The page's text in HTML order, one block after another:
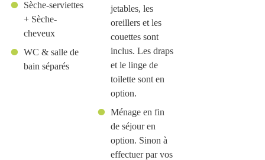
Sèche-serviettes
+ Sèche-
cheveux
WC & salle de
bain séparés
jetables, les
oreillers et les
couettes sont
inclus. Les draps
et le linge de
toilette sont en
option.
Ménage en fin
de séjour en
option. Sinon à
effectuer par vos